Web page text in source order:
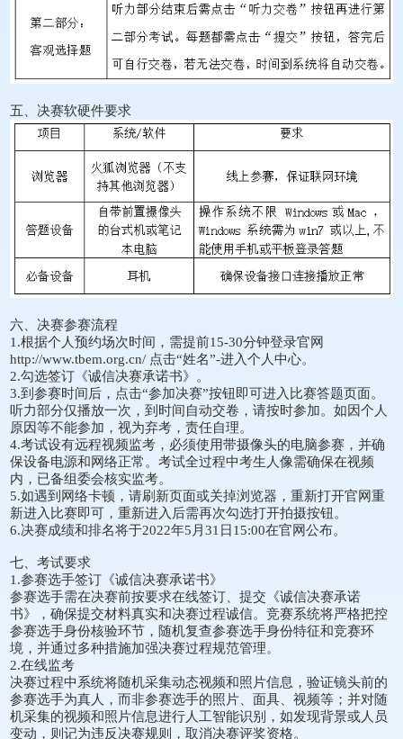
五、决赛软硬件要求
六、决赛参赛流程
1.根据个人预约场次时间，需提前15-30分钟登录官网
http://www.tbem.org.cn/ 点击“姓名”-进入个人中心。
2.勾选签订《诚信决赛承诺书》。
3.到参赛时间后，点击“参加决赛”按钮即可进入比赛答题页面。
听力部分仅播放一次，到时间自动交卷，请按时参加。如因个人
原因等不能参加，视为弃考，责任自理。
4.考试设有远程视频监考，必须使用带摄像头的电脑参赛，并确
保设备电源和网络正常。考试全过程中考生人像需确保在视频
内，已备组委会核实监考。
5.如遇到网络卡顿，请刷新页面或关掉浏览器，重新打开官网重
新进入比赛即可，重新进入后需再次勾选打开拍摄按钮。
6.决赛成绩和排名将于2022年5月31日15:00在官网公布。
七、考试要求
1.参赛选手签订《诚信决赛承诺书》
参赛选手需在决赛前按要求在线签订、提交《诚信决赛承诺
书》，确保提交材料真实和决赛过程诚信。竞赛系统将严格把控
参赛选手身份核验环节，随机复查参赛选手身份特征和竞赛环
境，并通过多种措施加强决赛过程规范管理。
2.在线监考
决赛过程中系统将随机采集动态视频和照片信息，验证镜头前的
参赛选手为真人，而非参赛选手的照片、面具、视频等；并对随
机采集的视频和照片信息进行人工智能识别，如发现背景或人员
变动，则记为违反决赛规则，取消决赛评奖资格。